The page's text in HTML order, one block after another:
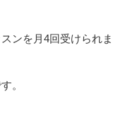
ンを月4回受けられま
。